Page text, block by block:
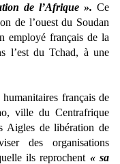
de l’Afrique ». Ce
de l’ouest du Soudan
employé français de la
l’est du Tchad, à une
français de
ville du Centrafrique
Aigles de libération de
des organisations
ils reprochent « sa